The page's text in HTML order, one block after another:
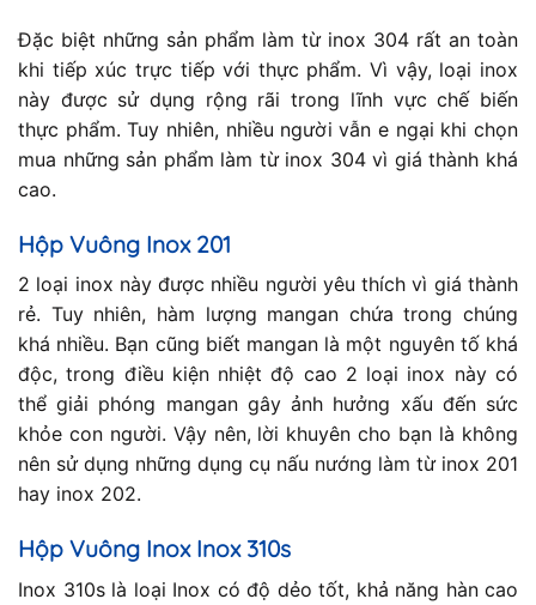
Đặc biệt những sản phẩm làm từ inox 304 rất an toàn
khi tiếp xúc trực tiếp với thực phẩm. Vì vậy, loại inox
này được sử dụng rộng rãi trong lĩnh vực chế biến
thực phẩm. Tuy nhiên, nhiều người vẫn e ngại khi chọn
mua những sản phẩm làm từ inox 304 vì giá thành khá
cao.
Hộp Vuông Inox 201
2 loại inox này được nhiều người yêu thích vì giá thành
rẻ. Tuy nhiên, hàm lượng mangan chứa trong chúng
khá nhiều. Bạn cũng biết mangan là một nguyên tố khá
độc, trong điều kiện nhiệt độ cao 2 loại inox này có
thể giải phóng mangan gây ảnh hưởng xấu đến sức
khỏe con người. Vậy nên, lời khuyên cho bạn là không
nên sử dụng những dụng cụ nấu nướng làm từ inox 201
hay inox 202.
Hộp Vuông Inox Inox 310s
Inox 310s là loại Inox có độ dẻo tốt, khả năng hàn cao